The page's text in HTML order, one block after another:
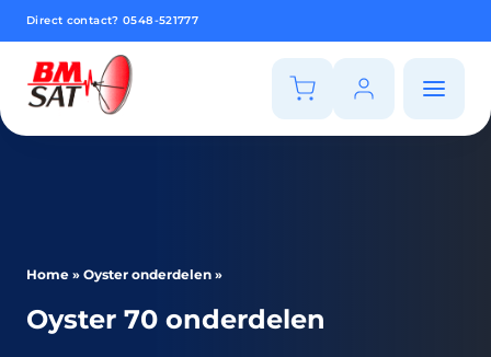
Direct contact? 0548-521777
Home » Oyster onderdelen »
Oyster 70 onderdelen